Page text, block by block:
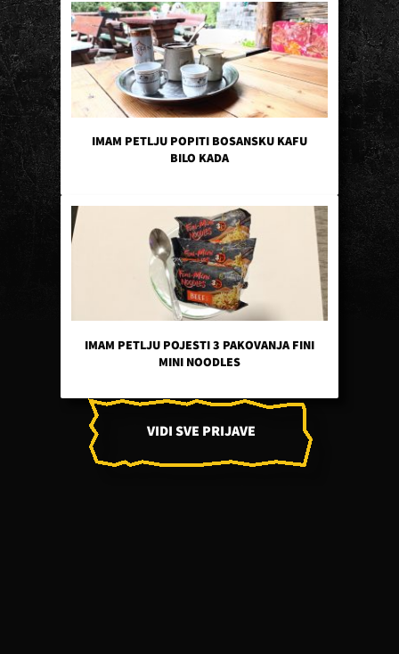
IMAM PETLJU POPITI BOSANSKU KAFU
BILO KADA
IMAM PETLJU POJESTI 3 PAKOVANJA FINI
MINI NOODLES
VIDI SVE PRIJAVE